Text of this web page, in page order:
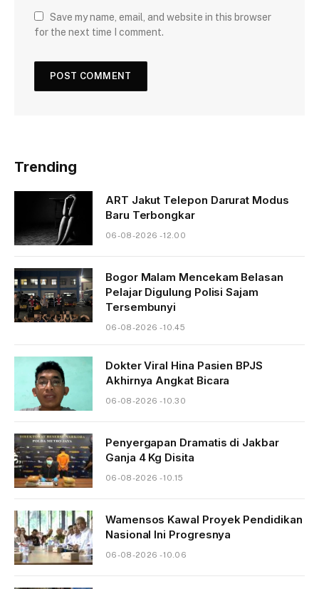
Save my name, email, and website in this browser
for the next time I comment.
Trending
ART Jakut Telepon Darurat Modus
Baru Terbongkar
06-08-2026 - 12.00
Bogor Malam Mencekam Belasan
Pelajar Digulung Polisi Sajam
Tersembunyi
06-08-2026 - 10.45
Dokter Viral Hina Pasien BPJS
Akhirnya Angkat Bicara
06-08-2026 - 10.30
Penyergapan Dramatis di Jakbar
Ganja 4 Kg Disita
06-08-2026 - 10.15
Wamensos Kawal Proyek Pendidikan
Nasional Ini Progresnya
06-08-2026 - 10.06